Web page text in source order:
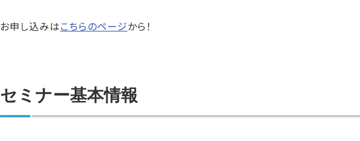
お申し込みはこちらのページから！
セミナー基本情報